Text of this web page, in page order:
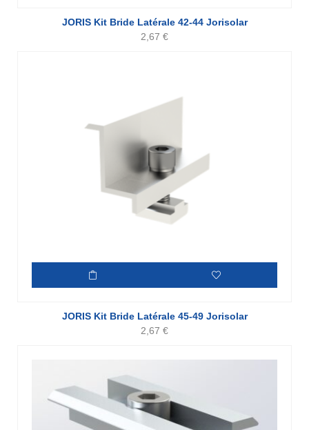
JORIS Kit Bride Latérale 42-44 Jorisolar
2,67 €
JORIS Kit Bride Latérale 45-49 Jorisolar
2,67 €